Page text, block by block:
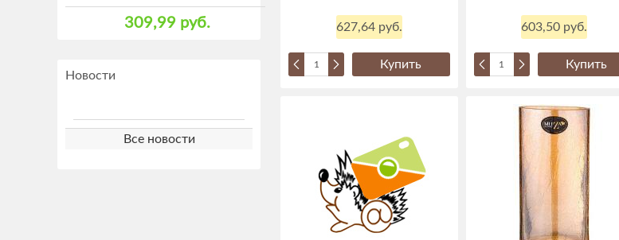
309,99 руб.
Новости
Все новости
627,64 руб.
Купить
603,50 руб.
Купить